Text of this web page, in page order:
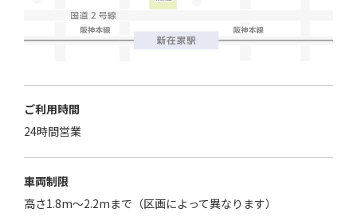
ご利用時間
24時間営業
車両制限
高さ1.8m～2.2mまで（区画によって異なります）